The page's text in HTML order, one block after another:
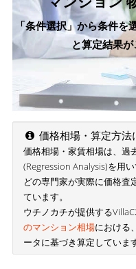
「条件選択」から条件
と算定結果
価格相場・算定方法
価格相場・家賃相場は、過
(Regression Analysis)を用
どの専門家が実際に価格査
ています。
ウチノカチが提供する
のマンション相場における
ータに基づき算定しています